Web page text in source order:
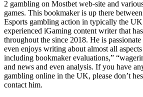
2 gambling on Mostbet web-site and
games. This bookmaker is up there
Esports gambling action in typically the
experienced iGaming content writer that
throughout the since 2018. He is
even enjoys writing about almost all
including bookmaker evaluations,”
and news and even analysis. If you have
gambling online in the UK, please don’t
contact him.